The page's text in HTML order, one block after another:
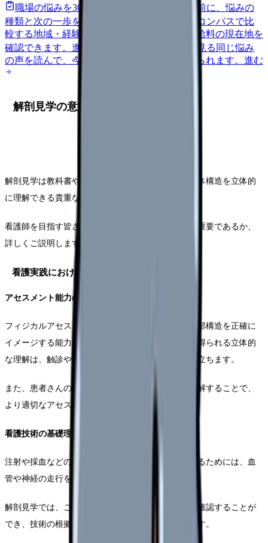
職場の悩みを30秒で診断
辞めるべきか迷う前に、悩みの
種類と次の一歩を整理します。
給料コンパスで比
較する地域・経験年数・施設形態から、今の給料の現在地を
確認できます。 進む 匿名掲示板で本音を見る 同じ悩み
の声を読んで、今の職場だけの問題か確かめられます。 進む
解剖見学の意義と重要性
解剖見学は教科書や模型では得られない、実際の人体構造を立体的
に理解できる貴重な機会です。
看護師を目指す皆さんにとって、この経験がいかに重要であるか、
詳しくご説明します。
看護実践における解剖学的知識の重要性
アセスメント能力の向上
フィジカルアセスメントを行う際には、体表から内部構造を正確に
イメージする能力が不可欠です。解剖見学を通じて得られる立体的
な理解は、触診や聴診の際の正確な部位の特定に役立ちます。
また、患者さんの症状と解剖学的構造との関連を理解することで、
より適切なアセスメントが可能になります。
看護技術の基礎理解
注射や採血などの基本的な看護技術を安全に実施するためには、血
管や神経の走行を正確に理解することが重要です。
解剖見学では、これらの構造物の位置関係を実際に確認することが
でき、技術の根拠となる知識を深めることができます。